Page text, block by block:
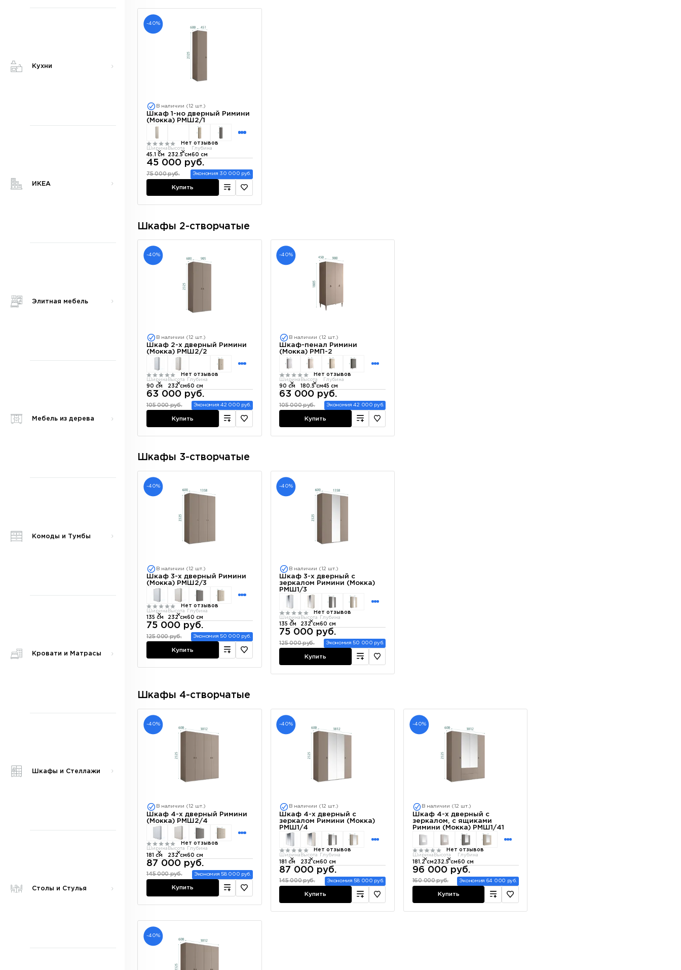
Кухни
ИКЕА
Элитная мебель
Мебель из дерева
Комоды и Тумбы
Кровати и Матрасы
Шкафы и Стеллажи
Столы и Стулья
-40%
В наличии (12 шт.)
Шкаф 1-но дверный Римини
(Мокка) РМШ2/1
Нет отзывов
Ширина
45.1 см
Высота
232.5 см
Глубина
60 см
45 000 руб.
75 000 руб. Экономия 30 000 руб.
Купить
Шкафы 2-створчатые
-40%
В наличии (12 шт.)
Шкаф 2-х дверный Римини
(Мокка) РМШ2/2
Нет отзывов
Ширина
90 см
Высота
232 см
Глубина
60 см
63 000 руб.
105 000 руб. Экономия 42 000 руб.
Купить
-40%
В наличии (12 шт.)
Шкаф-пенал Римини
(Мокка) РМП-2
Нет отзывов
Ширина
90 см
Высота
180.5 см
Глубина
45 см
63 000 руб.
105 000 руб. Экономия 42 000 руб.
Купить
Шкафы 3-створчатые
-40%
В наличии (12 шт.)
Шкаф 3-х дверный Римини
(Мокка) РМШ2/3
Нет отзывов
Ширина
135 см
Высота
232 см
Глубина
60 см
75 000 руб.
125 000 руб. Экономия 50 000 руб.
Купить
-40%
В наличии (12 шт.)
Шкаф 3-х дверный с
зеркалом Римини (Мокка)
РМШ1/3
Нет отзывов
Ширина
135 см
Высота
232 см
Глубина
60 см
75 000 руб.
125 000 руб. Экономия 50 000 руб.
Купить
Шкафы 4-створчатые
-40%
В наличии (12 шт.)
Шкаф 4-х дверный Римини
(Мокка) РМШ2/4
Нет отзывов
Ширина
181 см
Высота
232 см
Глубина
60 см
87 000 руб.
145 000 руб. Экономия 58 000 руб.
Купить
-40%
В наличии (12 шт.)
Шкаф 4-х дверный с
зеркалом Римини (Мокка)
РМШ1/4
Нет отзывов
Ширина
181 см
Высота
232 см
Глубина
60 см
87 000 руб.
145 000 руб. Экономия 58 000 руб.
Купить
-40%
В наличии (12 шт.)
Шкаф 4-х дверный с
зеркалом, с ящиками
Римини (Мокка) РМШ1/41
Нет отзывов
Ширина
181.2 см
Высота
232.5 см
Глубина
60 см
96 000 руб.
160 000 руб. Экономия 64 000 руб.
Купить
-40%